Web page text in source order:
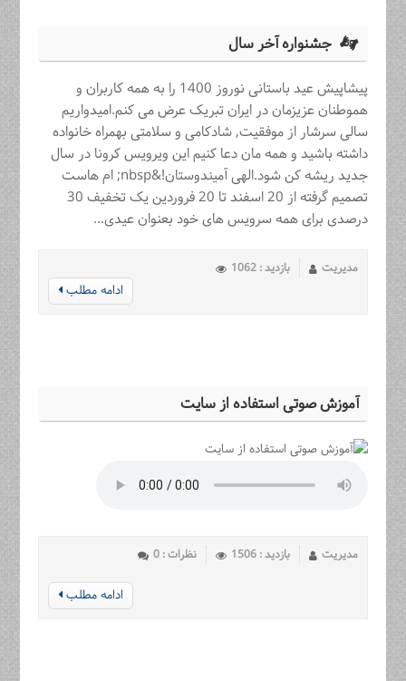
جشنواره آخر سال
پیشاپیش عید باستانی نوروز 1400 را به همه کاربران و
هموطنان عزیزمان در ایران تبریک عرض می کنم.امیدواریم
سالی سرشار از موفقیت, شادکامی و سلامتی بهمراه خانواده
داشته باشید و همه مان دعا کنیم این ویرویس کرونا در سال
جدید ریشه کن شود.الهی آمیندوستان!&nbsp; ام هاست
تصمیم گرفته از 20 اسفند تا 20 فروردین یک تخفیف 30
درصدی برای همه سرویس های خود بعنوان عیدی...
مدیریت بازدید : 1062
ادامه مطلب
آموزش صوتی استفاده از سایت
مدیریت بازدید : 1506 نظرات : 0
ادامه مطلب